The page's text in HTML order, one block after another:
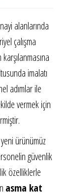
alanlarında
çalışma
imalatı
adımlar ile
vermek için
ürünümüz
güvenlik
özelliklerle
asma kat